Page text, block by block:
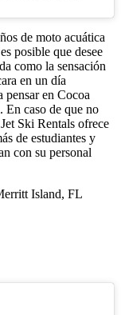
de moto acuática
posible que desee
como la sensación
en un día
pensar en Cocoa
En caso de que no
Ski Rentals ofrece
de estudiantes y
con su personal
Island, FL